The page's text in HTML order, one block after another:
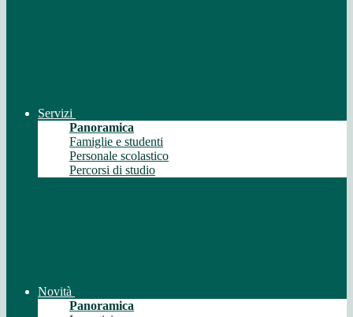
Servizi
Panoramica
Famiglie e studenti
Personale scolastico
Percorsi di studio
Novità
Panoramica